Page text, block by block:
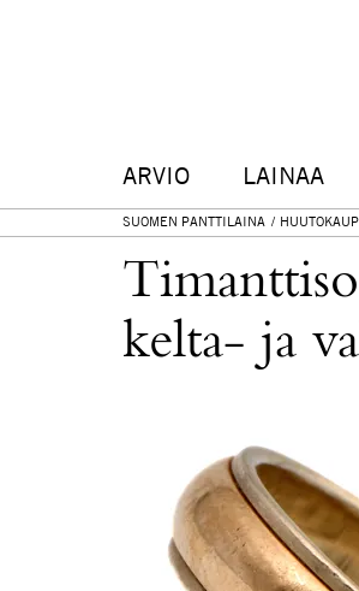
ARVIO LAINAA
SUOMEN PANTTILAINA
kelta- ja